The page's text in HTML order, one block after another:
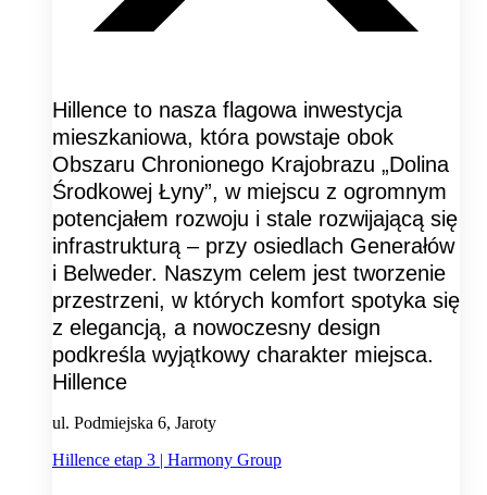
Hillence to nasza flagowa inwestycja
mieszkaniowa, która powstaje obok
Obszaru Chronionego Krajobrazu „Dolina
Środkowej Łyny”, w miejscu z ogromnym
potencjałem rozwoju i stale rozwijającą się
infrastrukturą – przy osiedlach Generałów
i Belweder. Naszym celem jest tworzenie
przestrzeni, w których komfort spotyka się
z elegancją, a nowoczesny design
podkreśla wyjątkowy charakter miejsca.
Hillence
ul. Podmiejska 6, Jaroty
Hillence etap 3 | Harmony Group